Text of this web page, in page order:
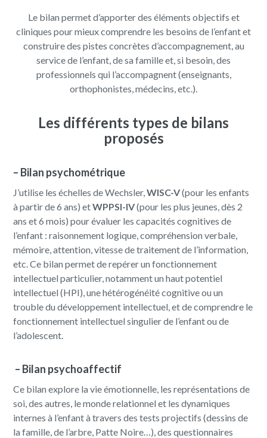
Le bilan permet d’apporter des éléments objectifs et
cliniques pour mieux comprendre les besoins de l’enfant et
construire des pistes concrètes d’accompagnement, au
service de l’enfant, de sa famille et, si besoin, des
professionnels qui l’accompagnent (enseignants,
orthophonistes, médecins, etc.).
Les différents types de bilans
proposés
– Bilan psychométrique
J’utilise les échelles de Wechsler,WISC-V(pour les enfants
à partir de 6 ans) etWPPSI-IV(pour les plus jeunes, dès 2
ans et 6 mois) pour évaluer les capacités cognitives de
l’enfant : raisonnement logique, compréhension verbale,
mémoire, attention, vitesse de traitement de l’information,
etc. Ce bilan permet de repérer un fonctionnement
intellectuel particulier, notamment un haut potentiel
intellectuel (HPI), une hétérogénéité cognitive ou un
trouble du développement intellectuel, et de comprendre le
fonctionnement intellectuel singulier de l’enfant ou de
l’adolescent.
– Bilan psychoaffectif
Ce bilan explore la vie émotionnelle, les représentations de
soi, des autres, le monde relationnel et les dynamiques
internes à l’enfant à travers des tests projectifs (dessins de
la famille, de l’arbre, Patte Noire…), des questionnaires